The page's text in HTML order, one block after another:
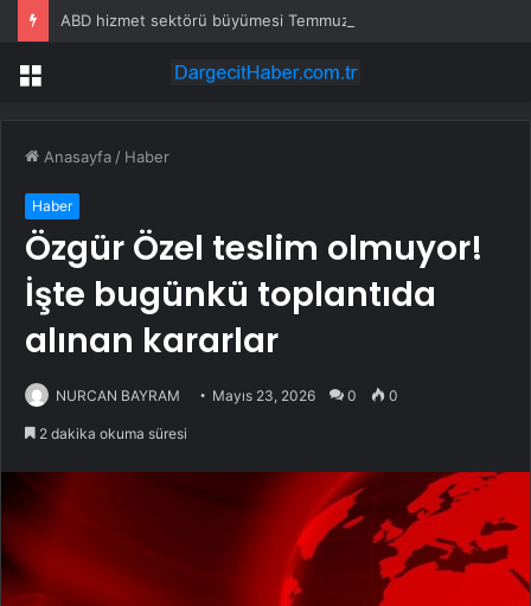
Menü
Anasayfa / Haber
Haber
Özgür Özel teslim olmuyor!
İşte bugünkü toplantıda
alınan kararlar
NURCAN BAYRAM Mayıs 23, 2026 0 0
2 dakika okuma süresi